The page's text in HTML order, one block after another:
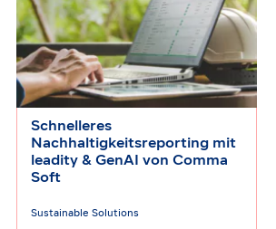
Schnelleres
Nachhaltigkeitsreporting mit
leadity & GenAI von Comma
Soft
Sustainable Solutions